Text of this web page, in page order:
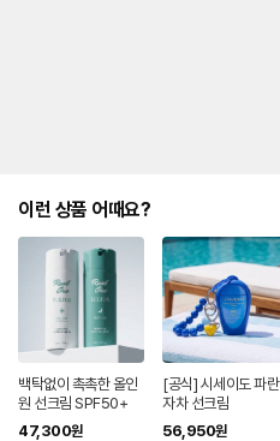
이런 상품 어때요?
백탁없이 촉촉한 올인
원 선크림 SPF50+
47,300원
[공식] 시세이도 파란
자차 선크림
56,950원